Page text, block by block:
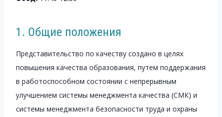
1. Общие положения
Представительство по качеству создано в целях
повышения качества образования, путем поддержания
в работоспособном состоянии с непрерывным
улучшением системы менеджмента качества (СМК) и
системы менеджмента безопасности труда и охраны